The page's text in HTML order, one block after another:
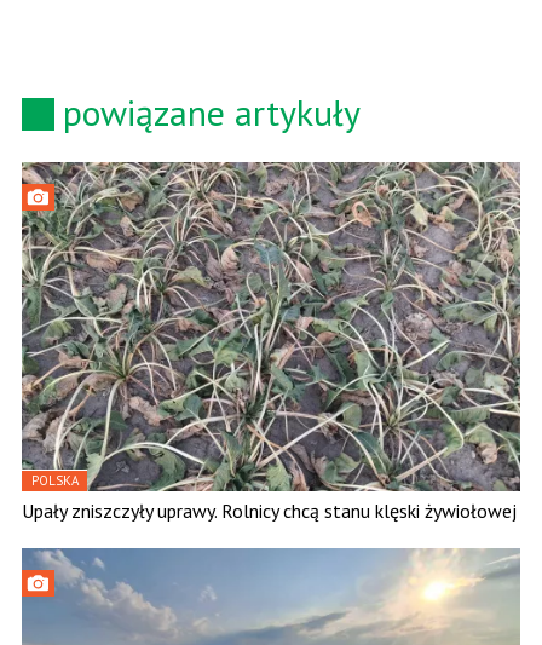
powiązane artykuły
POLSKA
Upały zniszczyły uprawy. Rolnicy chcą stanu klęski żywiołowej